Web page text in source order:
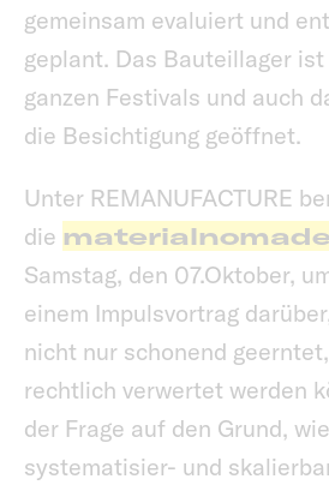
gemeinsam evaluiert und
geplant. Das Bauteillager
ganzen Festivals und auch
die Besichtigung geöffnet.
Unter REMANUFACTURE
die
Samstag, den 07.Oktober,
einem Impulsvortrag
nicht nur schonend
rechtlich verwertet werden
der Frage auf den Grund,
systematisier- und